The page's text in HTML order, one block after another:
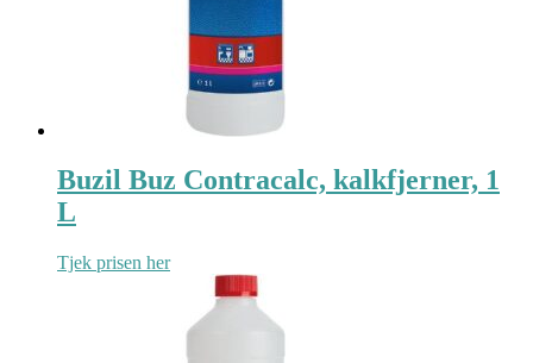
Buzil Buz Contracalc, kalkfjerner, 1
L
Tjek prisen her